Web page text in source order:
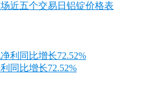
近五个交易日铝锭价格表
同比增长72.52%